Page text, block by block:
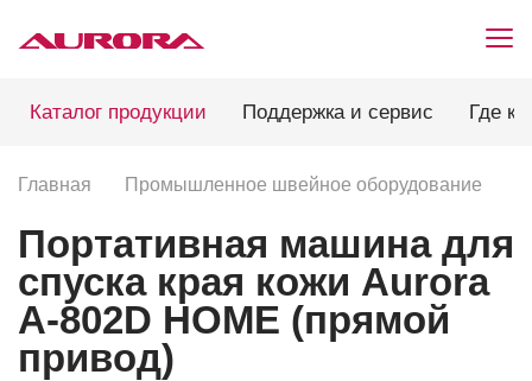
Каталог продукции Поддержка и сервис Где
Главная Промышленное швейное оборудование
Портативная машина для
спуска края кожи Aurora
A-802D HOME (прямой
привод)